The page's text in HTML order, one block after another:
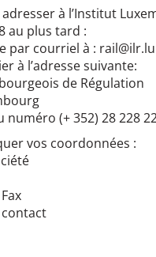
adresser à l’Institut
au plus tard :
par courriel à : rail@ilr.lu
à l’adresse suivante:
de Régulation
numéro (+ 352) 28 228
vos coordonnées :